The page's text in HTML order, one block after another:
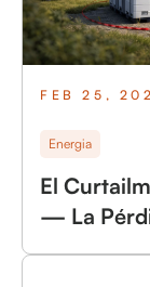
FEB 25,
Energia
El
— La